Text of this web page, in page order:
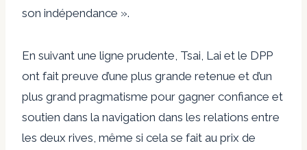
son indépendance ».
En suivant une ligne prudente, Tsai, Lai et le DPP
ont fait preuve d’une plus grande retenue et d’un
plus grand pragmatisme pour gagner confiance et
soutien dans la navigation dans les relations entre
les deux rives, même si cela se fait au prix de